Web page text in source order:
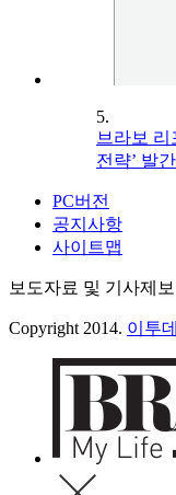
5.
브라보 리
전략’ 발간
PC버전
공지사항
사이트맵
보도자료 및 기사제보
Copyright 2014. 이투